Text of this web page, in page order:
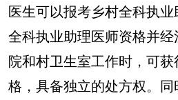
医生可以报考乡村全科执
全科执业助理医师资格并
院和村卫生室工作时，可
格，具备独立的处方权。